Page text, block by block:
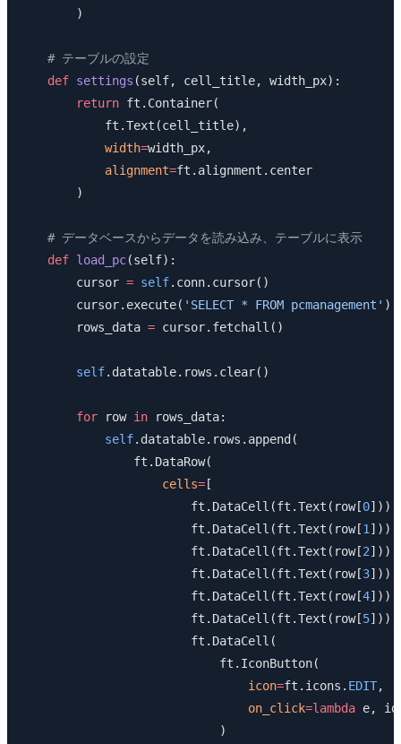
        )
    # テーブルの設定
    def
settings (self, cell_title, width_px):
        return
ft.Container(
            ft.Text(cell_title),
            width
=width_px,
            alignment
=ft.alignment.center
        )
    # データベースからデータを読み込み、テーブルに表示
    def
load_pc(self):
        cursor
= self.conn.cursor()
        cursor.execute(
'SELECT * FROM pcmanagement' )
        rows_data
= cursor.fetchall()
        self
.datatable.rows.clear()
        for
row in rows_data:
            self
.datatable.rows.append(
                ft.DataRow(
                    cells
=[
                        ft.DataCell(ft.Text(row[
0
                        ft.DataCell(ft.Text(row[
1
                        ft.DataCell(ft.Text(row[
2
                        ft.DataCell(ft.Text(row[
3
                        ft.DataCell(ft.Text(row[
4
                        ft.DataCell(ft.Text(row[
5
                        ft.DataCell(
                            ft.IconButton(
                                icon
=ft.icons. EDIT,
                                on_click
=lambda e, id
                            )